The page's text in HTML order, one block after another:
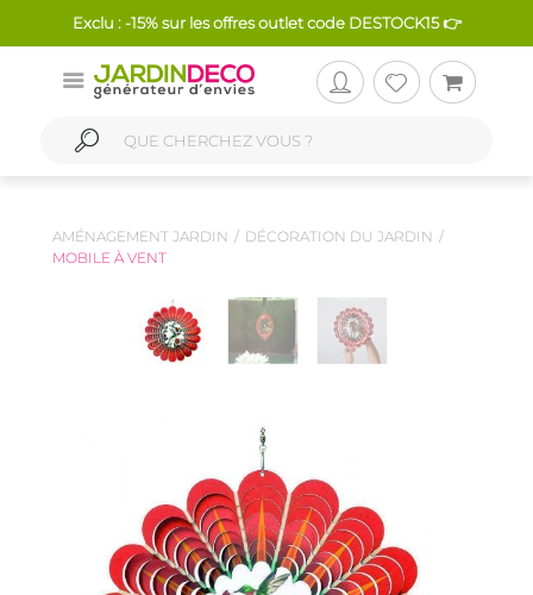
Exclu : -15% sur les offres outlet code DESTOCK15 👉
AMÉNAGEMENT JARDIN
DÉCORATION DU JARDIN
MOBILE À VENT